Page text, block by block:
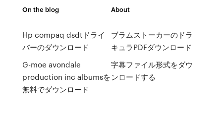
On the blog
Hp compaq dsdtドライ
バーのダウンロード
G-moe avondale
production inc albumsを
無料でダウンロード
About
ブラムストーカーのドラ
キュラPDFダウンロード
字幕ファイル形式をダウ
ンロードする